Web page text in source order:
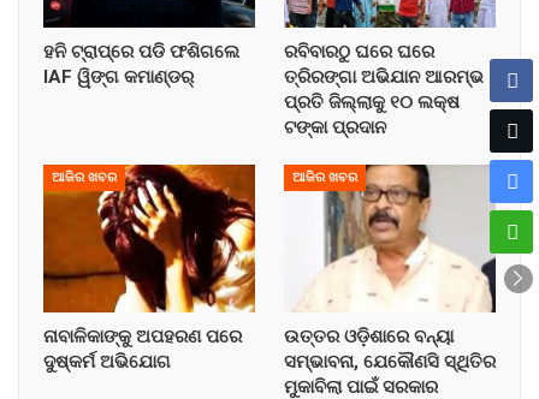
ହନି ଟ୍ରାପ୍‌ରେ ପଡି ଫଶିଗଲେ
IAF ୱିଙ୍ଗ କମାଣ୍ଡର୍
ରବିବାରଠୁ ଘରେ ଘରେ
ତ୍ରିରଙ୍ଗା ଅଭିଯାନ ଆରମ୍ଭ !
ପ୍ରତି ଜିଲ୍ଲାକୁ ୧୦ ଲକ୍ଷ
ଟଙ୍କା ପ୍ରଦାନ
ଆଜିର ଖବର
ନାବାଳିକାଙ୍କୁ ଅପହରଣ ପରେ
ଦୁଷ୍କର୍ମ ଅଭିଯୋଗ
ଆଜିର ଖବର
ଉତ୍ତର ଓଡ଼ିଶାରେ ବନ୍ୟା
ସମ୍ଭାବନା, ଯେକୌଣସି ସ୍ଥିତିର
ମୁକାବିଲା ପାଇଁ ସରକାର